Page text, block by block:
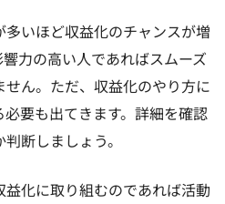
いほど収益化のチャンスが増
力の高い人であればスムーズ
ん。ただ、収益化のやり方に
要も出てきます。詳細を確認
断しましょう。
化に取り組むのであれば活動